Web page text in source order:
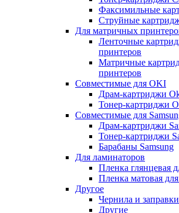
Факсимильные
Струйные
Для матричных
Ленточные
принтеров
Матричные
принтеров
Совместимые для OKI
Драм-картриджи
Тонер-картриджи
Совместимые для
Драм-картриджи
Тонер-картриджи
Барабаны Samsung
Для ламинаторов
Пленка глянцевая
Пленка матовая
Другое
Чернила и
Другие